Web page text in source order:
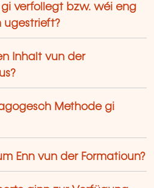
verfollegt bzw. wéi eng
ugestrieft?
Inhalt vun der
Methode gi
Enn vun der Formatioun?